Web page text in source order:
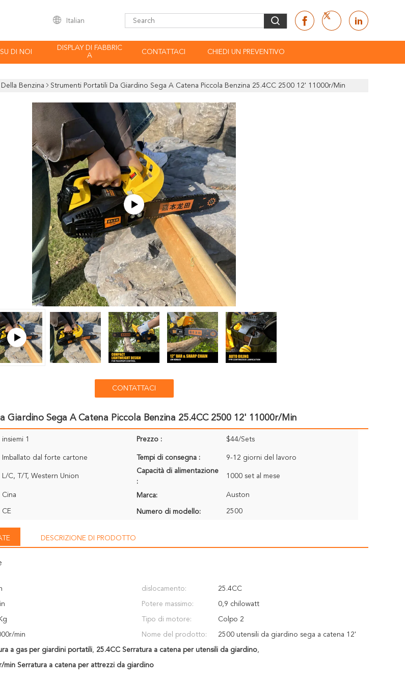
Italian
SU DI NOI
DISPLAY DI FABBRIC
A
CONTATTACI CHIEDI UN PREVENTIVO
Benzina Strumenti Portatili Da Giardino Sega A Catena Piccola Benzina 25.4CC 2500 12' 11000r/Min
CONTATTACI
Sega A Catena Piccola Benzina 25.4CC 2500 12' 11000r/Min
insiemi 1 Prezzo : $44/Sets
Imballato dal forte cartone Tempi di consegna : 9-12 giorni del lavoro
L/C, T/T, Western Union
Capacità di alimentazione
:
1000 set al mese
Cina Marca: Auston
CE Numero di modello: 2500
DESCRIZIONE DI PRODOTTO
dislocamento: 25.4CC
Potere massimo: 0,9 chilowatt
Tipo di motore: Colpo 2
min Nome del prodotto: 2500 utensili da giardino sega a catena 12'
a gas per giardini portatili, 25.4CC Serratura a catena per utensili da giardino,
min Serratura a catena per attrezzi da giardino